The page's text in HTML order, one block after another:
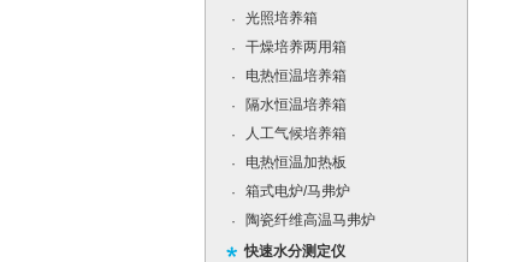
·
光照培养箱
·
干燥培养两用箱
·
电热恒温培养箱
·
隔水恒温培养箱
·
人工气候培养箱
·
电热恒温加热板
·
箱式电炉/马弗炉
·
陶瓷纤维高温马弗炉
快速水分测定仪